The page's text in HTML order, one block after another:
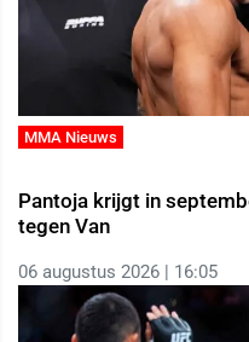
MMA Nieuws
Pantoja krijgt in
tegen Van
06 augustus 2026 | 16:05